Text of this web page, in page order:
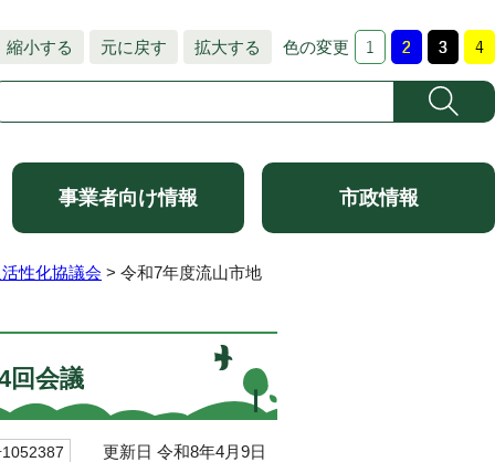
縮小する 元に戻す 拡大する 色の変更
事業者向け情報 市政情報
性化協議会 > 令和7年度流山市地
回会議
更新日 令和8年4月9日